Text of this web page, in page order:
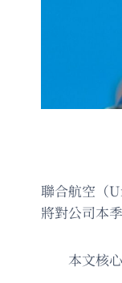
聯合航空（
將對公司本
本文核